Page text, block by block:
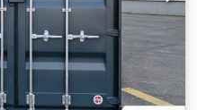
houten vloer 🛠️
& technische
× 2.438 × 2.591 mm 📦
mm 🚪 Deuropening:
Eigen gewicht: ca. 2,25 t
containers overtuigen door